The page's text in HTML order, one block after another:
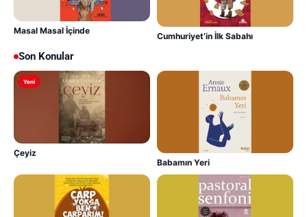
Masal Masal İçinde
Cumhuriyet’in İlk Sabahı
Son Konular
Yeni
Çeyiz
Babamın Yeri